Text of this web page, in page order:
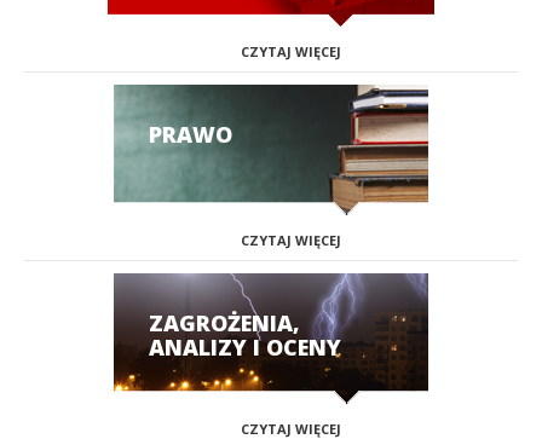
CZYTAJ WIĘCEJ
PRAWO
CZYTAJ WIĘCEJ
ZAGROŻENIA,
ANALIZY I OCENY
CZYTAJ WIĘCEJ